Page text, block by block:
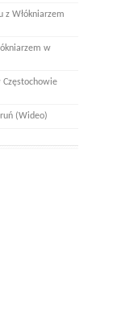
z Włókniarzem
w
Częstochowie
(Wideo)